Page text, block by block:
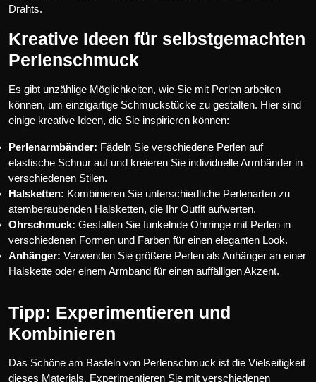
Drahts.
Kreative Ideen für selbstgemachten
Perlenschmuck
Es gibt unzählige Möglichkeiten, wie Sie mit Perlen arbeiten
können, um einzigartige Schmuckstücke zu gestalten. Hier sind
einige kreative Ideen, die Sie inspirieren können:
Perlenarmbänder: Fädeln Sie verschiedene Perlen auf
elastische Schnur auf und kreieren Sie individuelle Armbänder in
verschiedenen Stilen.
Halsketten: Kombinieren Sie unterschiedliche Perlenarten zu
atemberaubenden Halsketten, die Ihr Outfit aufwerten.
Ohrschmuck: Gestalten Sie funkelnde Ohrringe mit Perlen in
verschiedenen Formen und Farben für einen eleganten Look.
Anhänger: Verwenden Sie größere Perlen als Anhänger an einer
Halskette oder einem Armband für einen auffälligen Akzent.
Tipp: Experimentieren und
Kombinieren
Das Schöne am Basteln von Perlenschmuck ist die Vielseitigkeit
dieses Materials. Experimentieren Sie mit verschiedenen